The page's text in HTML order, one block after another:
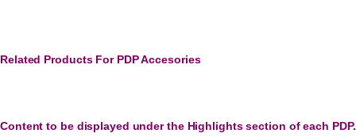
Related Products For PDP Accesories
Content to be displayed under the Highlights section of each PDP.